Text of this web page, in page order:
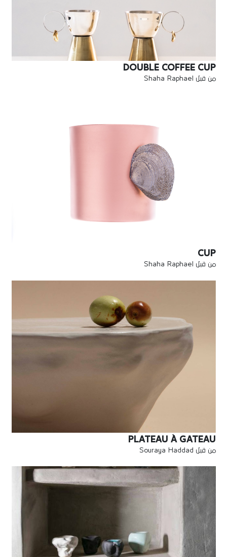
DOUBLE COFFEE CUP
من قبل Shaha Raphael
CUP
من قبل Shaha Raphael
PLATEAU À GATEAU
من قبل Souraya Haddad